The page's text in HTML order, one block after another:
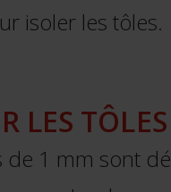
isoler les tôles.
LES
1 mm sont